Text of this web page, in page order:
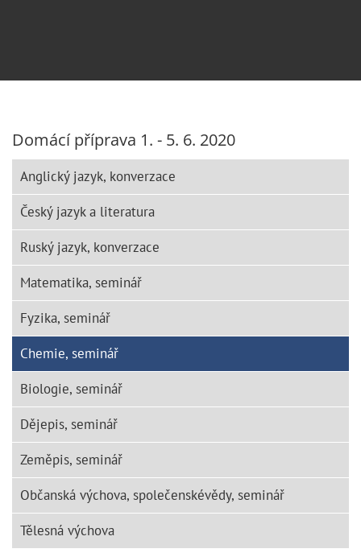
Domácí příprava 1. - 5. 6. 2020
Anglický jazyk, konverzace
Český jazyk a literatura
Ruský jazyk, konverzace
Matematika, seminář
Fyzika, seminář
Chemie, seminář
Biologie, seminář
Dějepis, seminář
Zeměpis, seminář
Občanská výchova, společenskévědy, seminář
Tělesná výchova